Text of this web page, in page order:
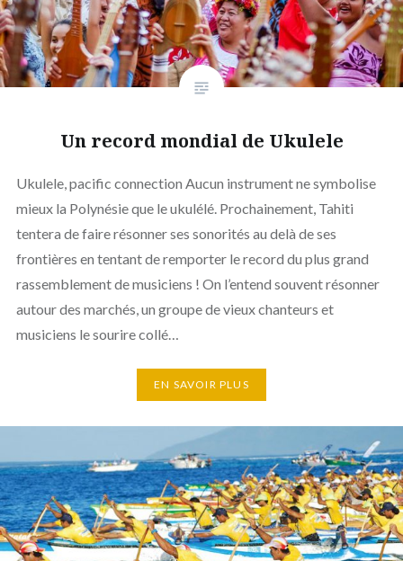
Un record mondial de Ukulele
Ukulele, pacific connection Aucun instrument ne symbolise
mieux la Polynésie que le ukulélé. Prochainement, Tahiti
tentera de faire résonner ses sonorités au delà de ses
frontières en tentant de remporter le record du plus grand
rassemblement de musiciens ! On l’entend souvent résonner
autour des marchés, un groupe de vieux chanteurs et
musiciens le sourire collé…
EN SAVOIR PLUS